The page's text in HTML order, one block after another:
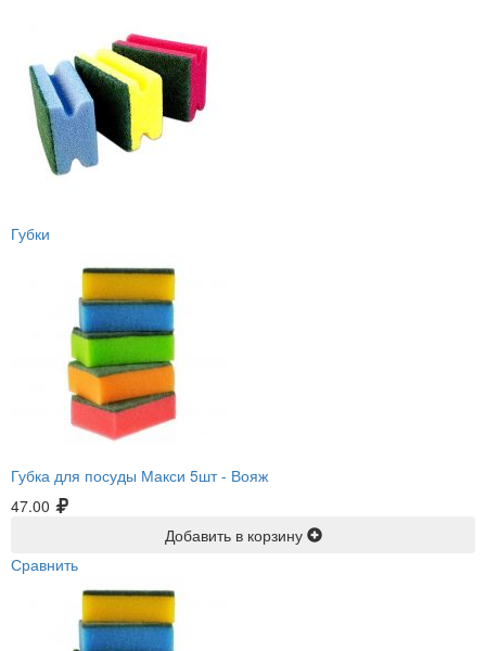
Губки
Губка для посуды Макси 5шт - Вояж
47.00
Добавить в корзину
Сравнить